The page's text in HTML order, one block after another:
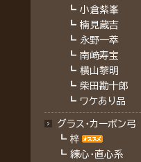
┗ 小倉紫峯
┗ 楠見蔵吉
┗ 永野一萃
┗ 南﨑寿宝
┗ 横山黎明
┗ 柴田勘十郎
┗ ワケあり品
グラス・カーボン弓
┗ 梓
┗ 練心・直心系